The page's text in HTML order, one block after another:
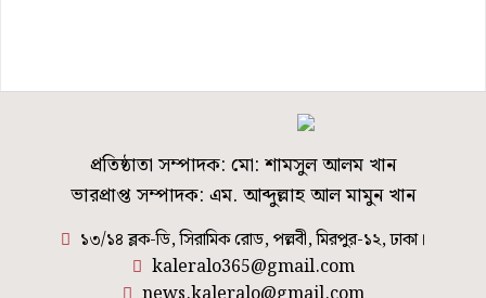
প্রতিষ্ঠাতা সম্পাদক: মো: শামসুল আলম খান
ভারপ্রাপ্ত সম্পাদক: এম. আব্দুল্লাহ আল মামুন খান
১৩/১৪ ব্লক-ডি, সিরামিক রোড, পল্লবী, মিরপুর-১২, ঢাকা।
kaleralo365@gmail.com